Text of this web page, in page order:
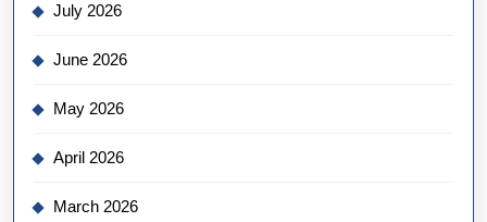
July 2026
June 2026
May 2026
April 2026
March 2026